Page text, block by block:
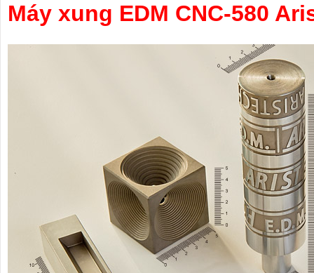
Máy xung EDM CNC-580